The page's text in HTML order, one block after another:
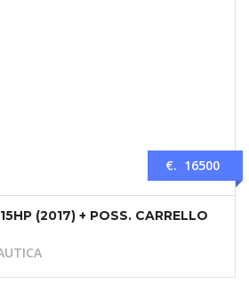
€. 16500
(2017) + POSS. CARRELLO